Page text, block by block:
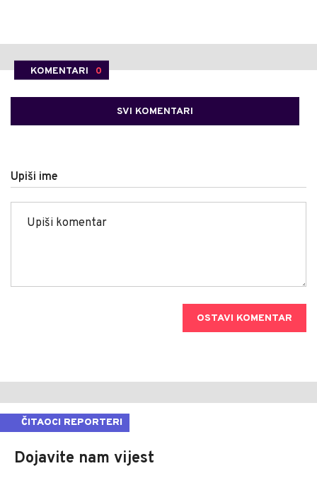
KOMENTARI 0
SVI KOMENTARI
Upiši ime
OSTAVI KOMENTAR
ČITAOCI REPORTERI
Dojavite nam vijest